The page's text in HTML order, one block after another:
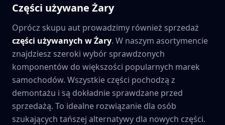
Części używane Żary
Oprócz skupu aut prowadzimy również sprzedaż
części używanych wŻary. W naszym asortymencie
znajdziesz szeroki wybór sprawdzonych
komponentów do większości popularnych marek
samochodów. Wszystkie części pochodzą z
demontażu i są dokładnie sprawdzane przed
sprzedażą. To idealne rozwiązanie dla osób
szukających tańszej alternatywy dla nowych części.